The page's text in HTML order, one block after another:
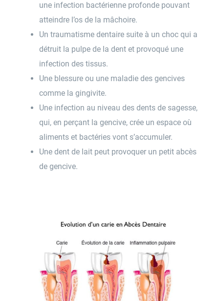
une infection bactérienne profonde pouvant
atteindre l’os de la mâchoire.
Un traumatisme dentaire suite à un choc qui a
détruit la pulpe de la dent et provoqué une
infection des tissus.
Une blessure ou une maladie des gencives
comme la gingivite.
Une infection au niveau des dents de sagesse,
qui, en perçant la gencive, crée un espace où
aliments et bactéries vont s’accumuler.
Une dent de lait peut provoquer un petit abcès
de gencive.